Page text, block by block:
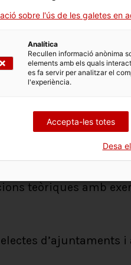
sobre la seguretat
en les polítiques
a les
diagnosi,
teòriques amb
d’ajuntaments
sobre l'ús de les galetes en
Analítica
Recullen informació anònima
elements amb els quals
es fa servir per analitzar el
l'experiència.
Accepta-les totes
Desa